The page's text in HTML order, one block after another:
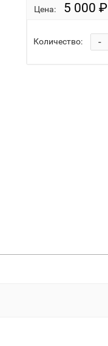
Цена: 5 000 ₽
Количество: -